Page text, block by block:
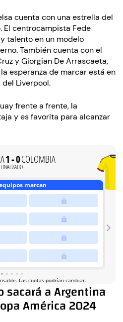
cuenta con una estrella del
El centrocampista Fede
talento en un modelo
También cuenta con el
y Giorgian De Arrascaeta,
esperanza de marcar está en
del Liverpool.
frente a frente, la
y es favorita para alcanzar
a Argentina
América 2024